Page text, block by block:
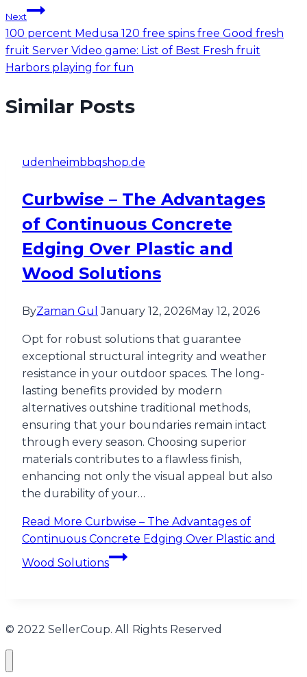
Next
100 percent Medusa 120 free spins free Good fresh
fruit Server Video game: List of Best Fresh fruit
Harbors playing for fun
Similar Posts
udenheimbbqshop.de
Curbwise – The Advantages
of Continuous Concrete
Edging Over Plastic and
Wood Solutions
ByZaman Gul January 12, 2026May 12, 2026
Opt for robust solutions that guarantee
exceptional structural integrity and weather
resistance in your outdoor spaces. The long-
lasting benefits provided by modern
alternatives outshine traditional methods,
ensuring that your boundaries remain intact
through every season. Choosing superior
materials contributes to a flawless finish,
enhancing not only the visual appeal but also
the durability of your…
Read More Curbwise – The Advantages of
Continuous Concrete Edging Over Plastic and
Wood Solutions
© 2022 SellerCoup. All Rights Reserved